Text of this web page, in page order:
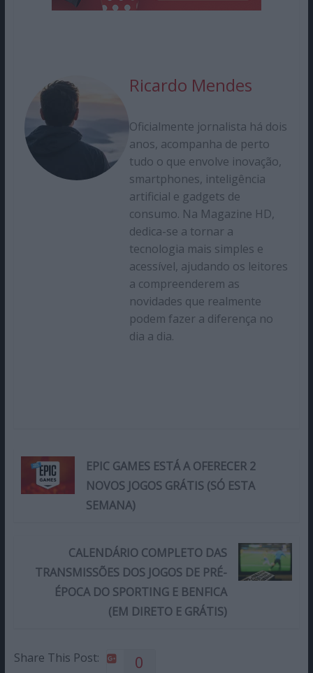
Ricardo Mendes
Oficialmente jornalista há dois
anos, acompanha de perto
tudo o que envolve inovação,
smartphones, inteligência
artificial e gadgets de
consumo. Na Magazine HD,
dedica-se a tornar a
tecnologia mais simples e
acessível, ajudando os leitores
a compreenderem as
novidades que realmente
podem fazer a diferença no
dia a dia.
EPIC GAMES ESTÁ A OFERECER 2
NOVOS JOGOS GRÁTIS (SÓ ESTA
SEMANA)
CALENDÁRIO COMPLETO DAS
TRANSMISSÕES DOS JOGOS DE PRÉ-
ÉPOCA DO SPORTING E BENFICA
(EM DIRETO E GRÁTIS)
Share This Post: 0